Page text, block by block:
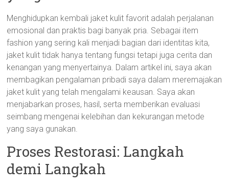
Menghidupkan kembali jaket kulit favorit adalah perjalanan
emosional dan praktis bagi banyak pria. Sebagai item
fashion yang sering kali menjadi bagian dari identitas kita,
jaket kulit tidak hanya tentang fungsi tetapi juga cerita dan
kenangan yang menyertainya. Dalam artikel ini, saya akan
membagikan pengalaman pribadi saya dalam meremajakan
jaket kulit yang telah mengalami keausan. Saya akan
menjabarkan proses, hasil, serta memberikan evaluasi
seimbang mengenai kelebihan dan kekurangan metode
yang saya gunakan.
Proses Restorasi: Langkah
demi Langkah